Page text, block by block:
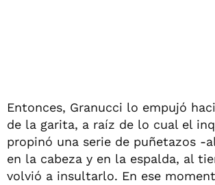
Entonces, Granucci lo empujó
de la garita, a raíz de lo cual el
propinó una serie de puñetazos -
en la cabeza y en la espalda, al
volvió a insultarlo. En ese